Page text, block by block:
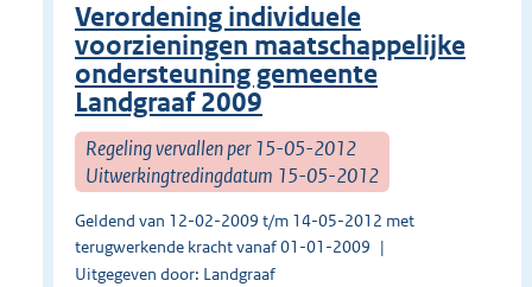
Verordening individuele
voorzieningen maatschappelijke
ondersteuning gemeente
Landgraaf 2009
Regeling vervallen per 15-05-2012
Uitwerkingtredingdatum 15-05-2012
Geldend van 12-02-2009 t/m 14-05-2012 met
terugwerkende kracht vanaf 01-01-2009
Uitgegeven door: Landgraaf